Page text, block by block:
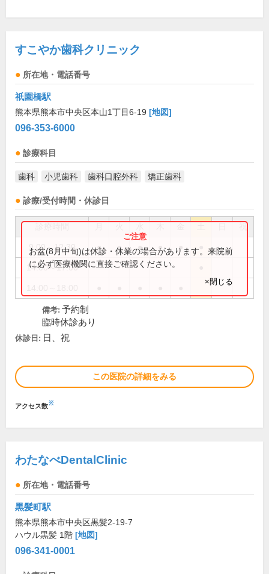
すこやか歯科クリニック
所在地・電話番号
祇園橋駅
熊本県熊本市中央区本山1丁目6-19 [地図]
096-353-6000
診療科目
歯科 小児歯科 歯科口腔外科 矯正歯科
診療/受付時間・休診日
祝
9:00～12:30 ● ● ● ● ●
14:00～17:00
お盆(8月中旬)は休診・休業の場合があります。来院前
に必ず医療機関に直接ご確認ください。
×閉じる
備考: 予約制
臨時休診あり
休診日: 日、祝
この医院の詳細をみる
アクセス数※
わたなべDentalClinic
所在地・電話番号
黒髪町駅
熊本県熊本市中央区黒髪2-19-7
ハウル黒髪 1階 [地図]
096-341-0001